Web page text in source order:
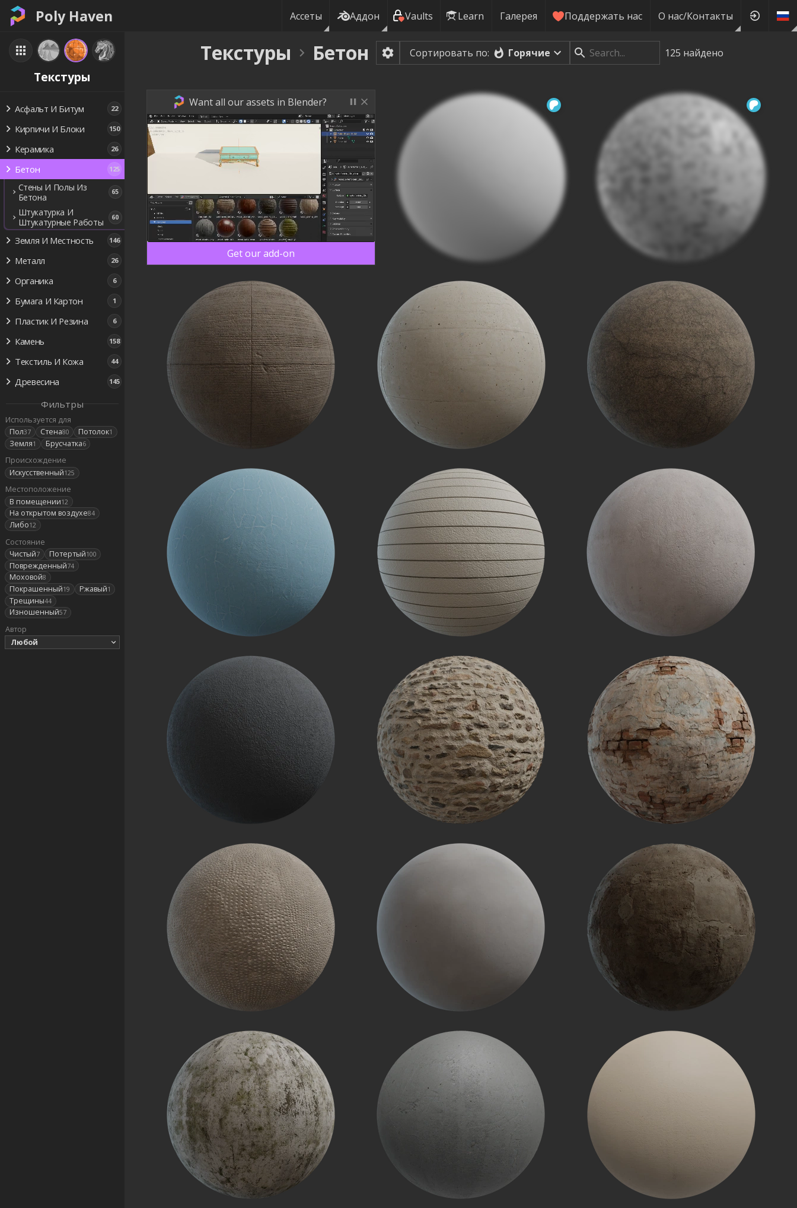
Poly Haven Ассеты Аддон Vaults Learn Галерея Поддержать нас О нас/Контакты
Текстуры
Асфальт И Битум 22
Кирпичи И Блоки 150
Керамика 26
Бетон 125
Стены И Полы Из
Бетона
65
Штукатурка И
Штукатурные Работы
60
Земля И Местность 146
Металл 26
Органика 6
Бумага И Картон 1
Пластик И Резина 6
Камень 158
Текстиль И Кожа 44
Древесина 145
Фильтры
Используется для
Пол37 Стена80 Потолок1
Земля1 Брусчатка6
Происхождение
Искусственный125
Местоположение
В помещении12
На открытом воздухе84
Либо12
Состояние
Чистый7 Потертый100
Поврежденный74
Моховой8
Покрашенный19 Ржавый1
Трещины44
Изношенный57
Автор
Любой
Текстуры Бетон Сортировать по: Горячие 125 найдено
Want all our assets in Blender?
Get our add-on